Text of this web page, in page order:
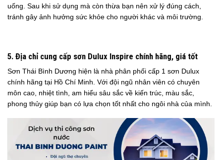
uống. Sau khi sử dụng mà còn thừa bạn nên xử lý đúng cách,
tránh gây ảnh hưởng sức khỏe cho người khác và môi trường.
5. Địa chỉ cung cấp sơn Dulux Inspire chính hãng, giá tốt
Sơn Thái Bình Dương hiện là nhà phân phối cấp 1 sơn Dulux
chính hãng tại Hồ Chí Minh. Với đội ngũ nhân viên có chuyên
môn cao, nhiệt tình, am hiểu sâu sắc về kiến trúc, màu sắc,
phong thủy giúp bạn có lựa chọn tốt nhất cho ngôi nhà của mình.